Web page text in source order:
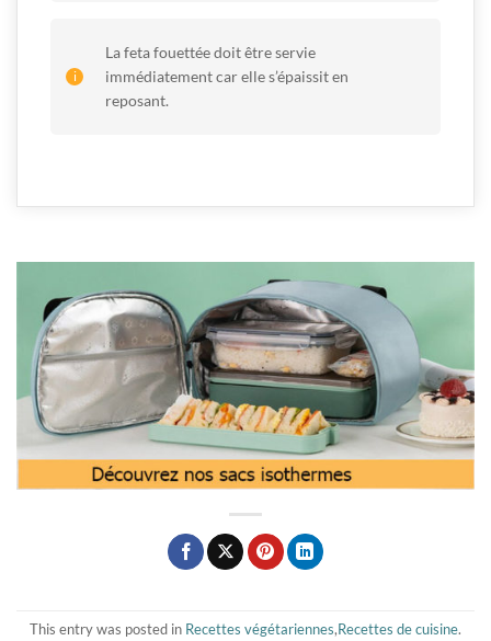
La feta fouettée doit être servie
immédiatement car elle s’épaissit en
reposant.
This entry was posted in Recettes végétariennes,Recettes de cuisine.